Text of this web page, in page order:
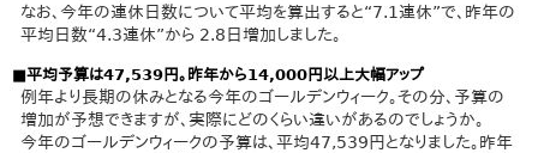
なお、今年の連休日数について平均を算出すると“7.1連休”で、昨年の
平均日数“4.3連休”から 2.8日増加しました。
■平均予算は47,539円。昨年から14,000円以上大幅アップ
例年より長期の休みとなる今年のゴールデンウィーク。その分、予算の
増加が予想できますが、実際にどのくらい違いがあるのでしょうか。
今年のゴールデンウィークの予算は、平均47,539円となりました。昨年